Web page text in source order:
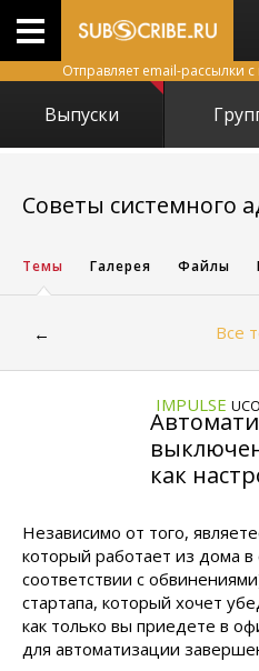
Отправляет email-рассылки
Выпуски
Советы системного
Темы Галерея Файлы
← Все
IMPULSE
как
Независимо от того,
который работает из дома в
соответствии с
стартапа, который хочет
как только вы приедете в
для автоматизации